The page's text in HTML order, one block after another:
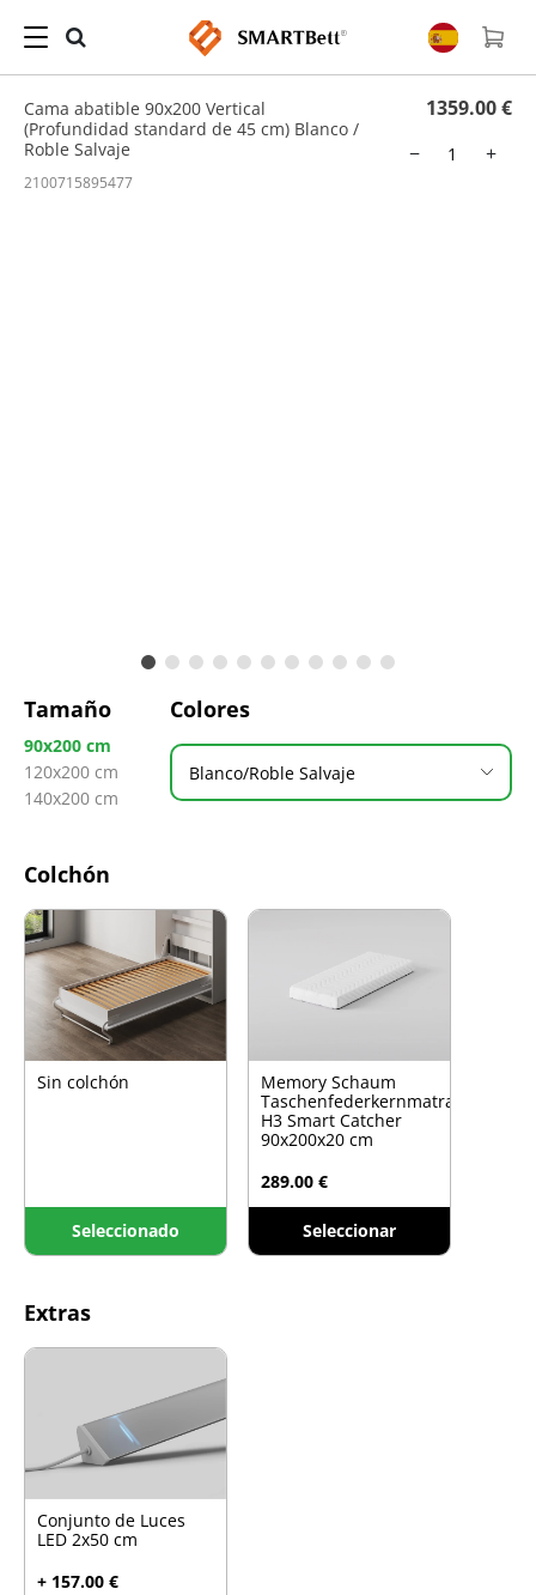
Hogar Cama Abatible
/ Cama abatible 90x200 Vertical (Profundidad standard de 45
Cama abatible 90x200 Vertical
(Profundidad standard de 45 cm) Blanco /
Roble Salvaje
1359.00 €
−
+
2100715895477
Tamaño
90x200 cm
120x200 cm
140x200 cm
Colores
Blanco/Roble Salvaje
Colchón
Sin colchón
Seleccionado
Memory Schaum
Taschenfederkernmatratze
H3 Smart Catcher
90x200x20 cm
289.00 €
Seleccionar
Extras
Conjunto de Luces
LED 2x50 cm
+ 157.00 €